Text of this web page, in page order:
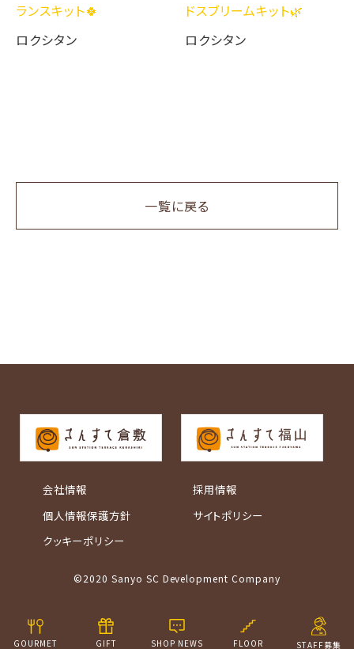
GOURMET GIFT SHOP NEWS FLOOR STAFF募集
ランスキット🍀
ロクシタン
ドスブリームキット🌿
ロクシタン
一覧に戻る
会社情報
個人情報保護方針
クッキーポリシー
採用情報
サイトポリシー
©2020 Sanyo SC Development Company